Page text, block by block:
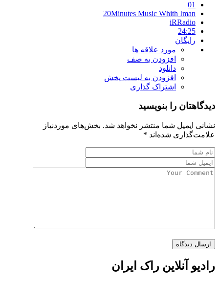
01
20Minutes Music Whith Iman
iRRadio
24:25
رایگان
مورد علاقه ها
افزودن به صف
دانلود
افزودن به لیست پخش
اشتراک گذاری
دیدگاهتان را بنویسید
نشانی ایمیل شما منتشر نخواهد شد. بخش‌های موردنیاز
علامت‌گذاری شده‌اند *
رادیو آنلاین راک ایران